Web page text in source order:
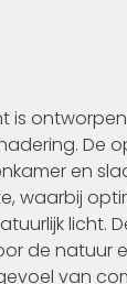
is
De
en
waarbij
licht.
de natuur
van